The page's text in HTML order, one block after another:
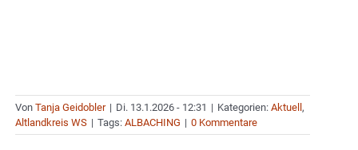
Von Tanja Geidobler | Di. 13.1.2026 - 12:31 | Kategorien: Aktuell ,
Altlandkreis WS | Tags: ALBACHING | 0 Kommentare